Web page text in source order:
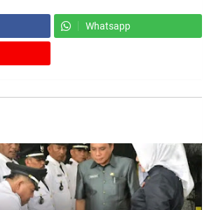
Whatsapp